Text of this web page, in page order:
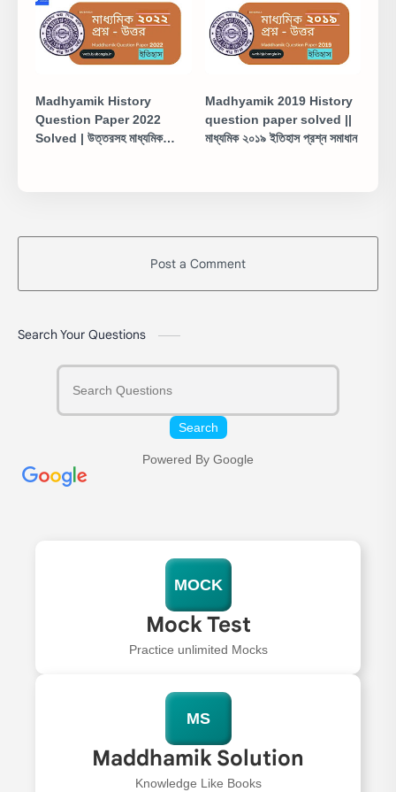
Madhyamik History
Question Paper 2022
Solved | উত্তরসহ মাধ্যমিক
Madhyamik 2019 History
question paper solved ||
মাধ্যমিক ২০১৯ ইতিহাস প্রশ্ন সমাধান
Post a Comment
Search Your Questions
Search
Powered By Google
MOCK
Mock Test
Practice unlimited Mocks
MS
Maddhamik Solution
Knowledge Like Books